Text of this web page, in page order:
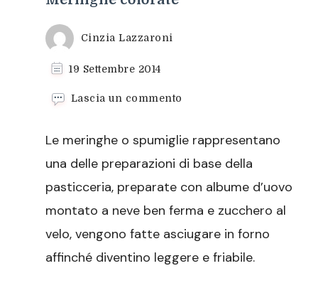
Cinzia Lazzaroni
19 Settembre 2014
Lascia un commento
Le meringhe o spumiglie rappresentano
una delle preparazioni di base della
pasticceria, preparate con albume d’uovo
montato a neve ben ferma e zucchero al
velo, vengono fatte asciugare in forno
affinché diventino leggere e friabile.